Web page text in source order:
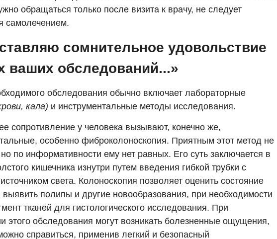
обращаться только после визита к врачу, не следует
самолечением.
сомнительное удовольствие
ваших обследований...»
обследования обычно включает лабораторные
кала) и инструментальные методы исследования.
сопротивление у человека вызывают, конечно же,
особенно фиброколоноскопия. Приятным этот метод не
по информативности ему нет равных. Его суть заключается в
кишечника изнутри путем введения гибкой трубки с
света. Колоноскопия позволяет оценить состояние
выявить полипы и другие новообразования, при необходимости
тканей для гистологического исследования. При
этого обследования могут возникать болезненные ощущения,
справиться, применив легкий и безопасный